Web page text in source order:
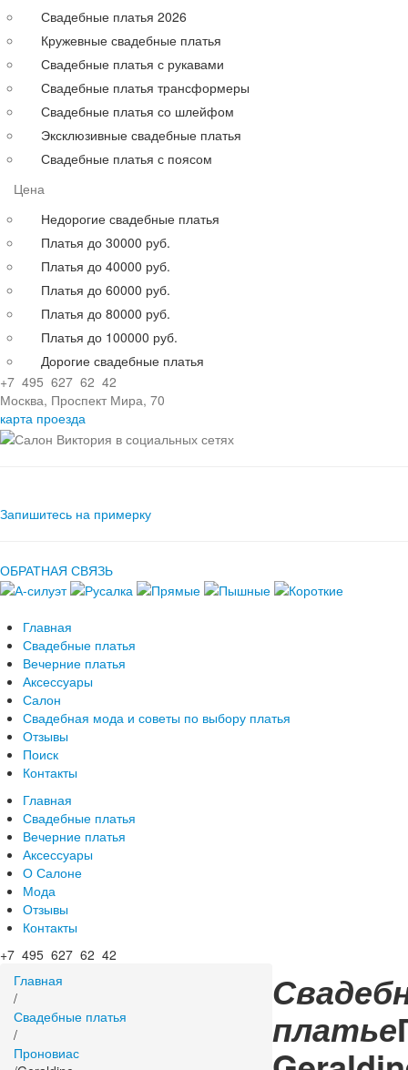
до 60000 руб.
до 80000 руб.
до 100000 руб.
Свадебные платья 2026
Кружевные свадебные платья
Свадебные платья с рукавами
Свадебные платья трансформеры
Свадебные платья со шлейфом
Эксклюзивные свадебные платья
Свадебные платья с поясом
Цена
Недорогие свадебные платья
Платья до 30000 руб.
Платья до 40000 руб.
Платья до 60000 руб.
Платья до 80000 руб.
Платья до 100000 руб.
Дорогие свадебные платья
+7 495 627 62 42
Москва, Проспект Мира, 70
карта проезда
Запишитесь на примерку
ОБРАТНАЯ СВЯЗЬ
Главная
Свадебные платья
Вечерние платья
Аксессуары
Салон
Свадебная мода и советы по выбору платья
Отзывы
Поиск
Контакты
Главная
Свадебные платья
Вечерние платья
Аксессуары
О Салоне
Мода
Отзывы
Контакты
+7 495 627 62 42
Главная
/
Свадебные платья
/
Проновиас
платье